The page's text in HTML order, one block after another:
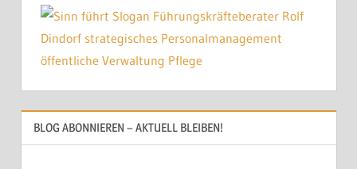
BLOG ABONNIEREN – AKTUELL BLEIBEN!